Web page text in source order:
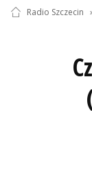
Radio Szczecin